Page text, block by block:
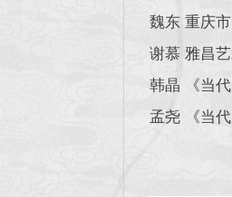
魏东 重庆
谢慕 雅昌
韩晶 《当
孟尧 《当